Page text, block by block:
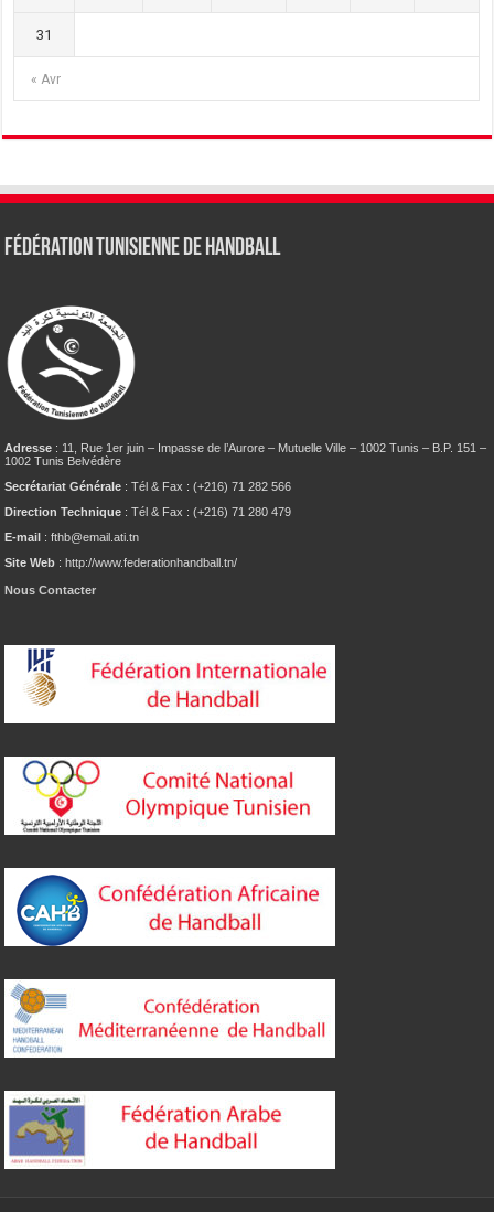
« Avr
31
Fédération tunisienne de Handball
Adresse : 11, Rue 1er juin – Impasse de l’Aurore – Mutuelle Ville – 1002 Tunis – B.P. 151 –
1002 Tunis Belvédère
Secrétariat Générale : Tél & Fax : (+216) 71 282 566
Direction Technique : Tél & Fax : (+216) 71 280 479
E-mail : fthb@email.ati.tn
Site Web : http://www.federationhandball.tn/
Nous Contacter